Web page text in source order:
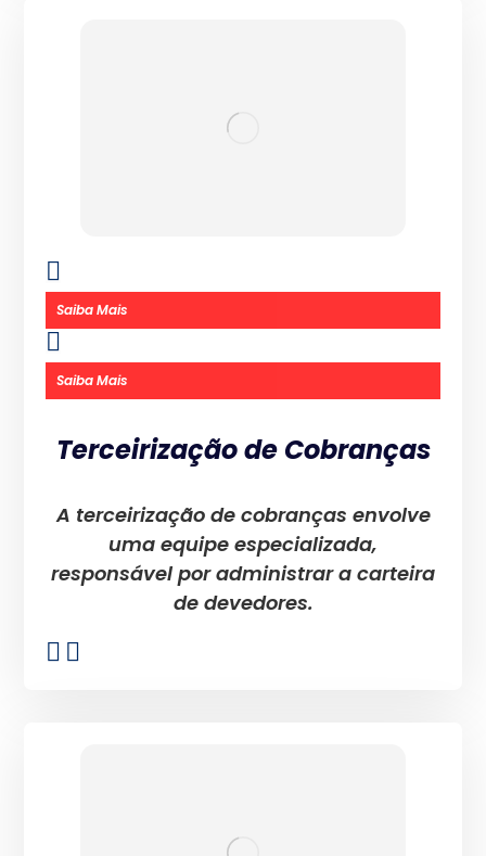
Saiba Mais
Saiba Mais
Terceirização de Cobranças
A terceirização de cobranças envolve
uma equipe especializada,
responsável por administrar a carteira
de devedores.